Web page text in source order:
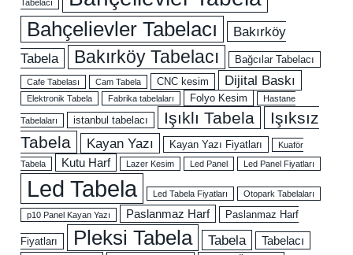
Tabelacı
Bahçelievler Tabelacı
Bakırköy
Tabela
Bakırköy Tabelacı Bağcılar Tabelacı
Cafe Tabelası Cam Tabela CNC kesim Dijital Baskı
Elektronik Tabela Fabrika tabelaları Folyo Kesim Hastane
Tabelaları istanbul tabelacı Işıklı Tabela
Işıksız
Tabela
Kayan Yazı Kayan Yazı Fiyatları
Kuaför
Tabela
Kutu Harf Lazer Kesim Led Panel Led Panel Fiyatları
Led Tabela Led Tabela Fiyatları Otopark Tabelaları
p10 Panel Kayan Yazı Paslanmaz Harf Paslanmaz Harf
Fiyatları Pleksi Tabela Tabela Tabelacı